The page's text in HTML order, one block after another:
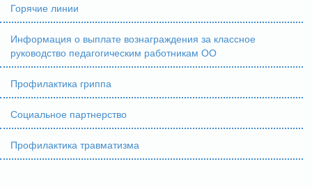
Горячие линии
Информация о выплате вознаграждения за классное
руководство педагогическим работникам ОО
Профилактика гриппа
Социальное партнерство
Профилактика травматизма